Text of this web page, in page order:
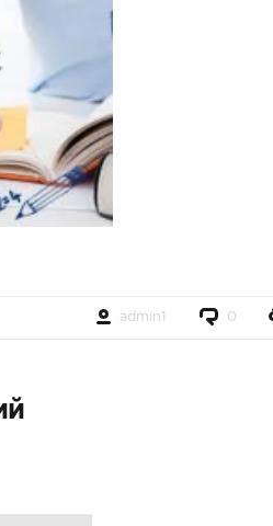
admin1 0